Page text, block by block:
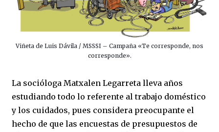
Viñeta de Luis Dávila / MSSSI – Campaña «Te corresponde, nos
corresponde».
La socióloga Matxalen Legarreta lleva años
estudiando todo lo referente al trabajo doméstico
y los cuidados, pues considera preocupante el
hecho de que las encuestas de presupuestos de